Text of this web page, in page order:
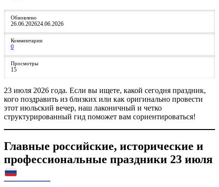
Обновлено
26.06.202624.06.2026
Комментарии
0
Просмотры
15
23 июля 2026 года. Если вы ищете, какой сегодня праздник,
кого поздравить из близких или как оригинально провести
этот июльский вечер, наш лаконичный и четко
структурированный гид поможет вам сориентироваться!
Главные российские, исторические и
профессиональные праздники 23 июля